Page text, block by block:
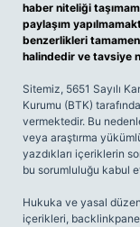
haber niteliği
paylaşım
benzerlikleri
halindedir ve tavsiye
Sitemiz, 5651 Sayılı
Kurumu (BTK)
vermektedir. Bu
veya araştırma
yazdıkları içeriklerin
bu sorumluluğu kabul
Hukuka ve yasal
içerikleri,